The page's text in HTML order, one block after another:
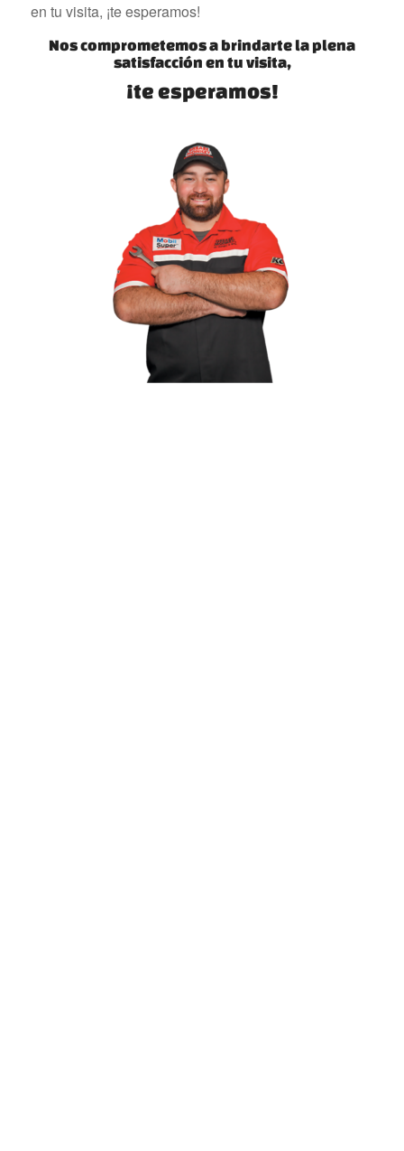
en tu visita, ¡te esperamos!
Nos comprometemos a brindarte la plena
satisfacción en tu visita,
¡te esperamos!